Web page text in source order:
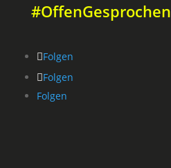
#OffenGesprochen
Folgen
Folgen
Folgen